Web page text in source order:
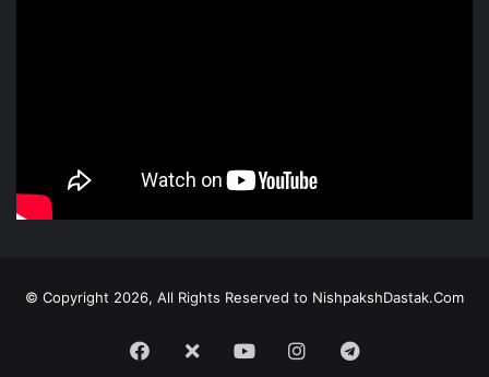
© Copyright 2026, All Rights Reserved to NishpakshDastak.Com
Facebook
X YoutubeInstagramTelegram